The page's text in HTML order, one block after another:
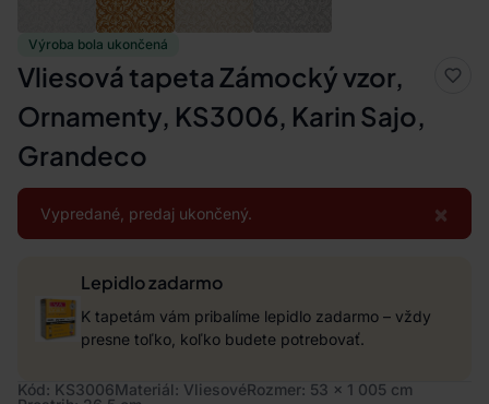
Výroba bola ukončená
Vliesová tapeta Zámocký vzor,
Ornamenty, KS3006, Karin Sajo,
Grandeco
×
Vypredané, predaj ukončený.
Lepidlo zadarmo
K tapetám vám pribalíme lepidlo zadarmo – vždy
presne toľko, koľko budete potrebovať.
Kód: KS3006Materiál: VliesovéRozmer: 53 x 1 005 cm